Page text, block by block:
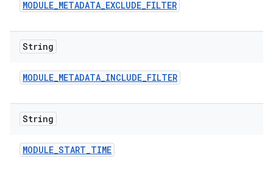
MODULE_METADATA_EXCLUDE_FILTER
String
MODULE_METADATA_INCLUDE_FILTER
String
MODULE_START_TIME